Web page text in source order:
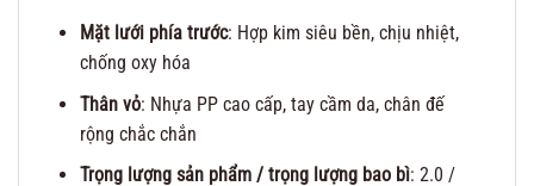
Mặt lưới phía trước: Hợp kim siêu bền, chịu nhiệt,
chống oxy hóa
Thân vỏ: Nhựa PP cao cấp, tay cầm da, chân đế
rộng chắc chắn
Trọng lượng sản phẩm / trọng lượng bao bì: 2.0 /